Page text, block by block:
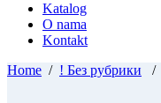
Katalog
O nama
Kontakt
Home / ! Без рубрики /